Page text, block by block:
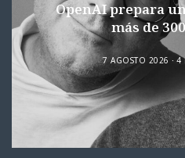
OpenAI prepara
más de
7 AGOSTO 2026 4